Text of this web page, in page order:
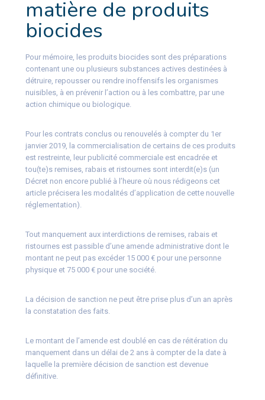
matière de produits
biocides
Pour mémoire, les produits biocides sont des préparations
contenant une ou plusieurs substances actives destinées à
détruire, repousser ou rendre inoffensifs les organismes
nuisibles, à en prévenir l’action ou à les combattre, par une
action chimique ou biologique.
Pour les contrats conclus ou renouvelés à compter du 1er
janvier 2019, la commercialisation de certains de ces produits
est restreinte, leur publicité commerciale est encadrée et
tou(te)s remises, rabais et ristournes sont interdit(e)s (un
Décret non encore publié à l’heure où nous rédigeons cet
article précisera les modalités d’application de cette nouvelle
réglementation).
Tout manquement aux interdictions de remises, rabais et
ristournes est passible d’une amende administrative dont le
montant ne peut pas excéder 15 000 € pour une personne
physique et 75 000 € pour une société.
La décision de sanction ne peut être prise plus d’un an après
la constatation des faits.
Le montant de l’amende est doublé en cas de réitération du
manquement dans un délai de 2 ans à compter de la date à
laquelle la première décision de sanction est devenue
définitive.